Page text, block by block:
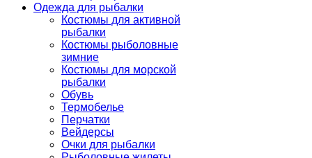
Одежда для рыбалки
Костюмы для активной
рыбалки
Костюмы рыболовные
зимние
Костюмы для морской
рыбалки
Обувь
Термобелье
Перчатки
Вейдерсы
Очки для рыбалки